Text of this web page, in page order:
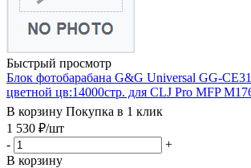
Быстрый просмотр
Блок фотобарабана G&G Universal GG-
цветной цв:14000стр. для CLJ Pro MFP
В корзину Покупка в 1 клик
1 530 ₽/шт
-
+
В корзину